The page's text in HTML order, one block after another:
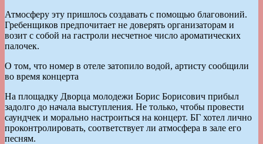
Атмосферу эту пришлось создавать с помощью благовоний.
Гребенщиков предпочитает не доверять организаторам и
возит с собой на гастроли несчетное число ароматических
палочек.
О том, что номер в отеле затопило водой, артисту сообщили
во время концерта
На площадку Дворца молодежи Борис Борисович прибыл
задолго до начала выступления. Не только, чтобы провести
саундчек и морально настроиться на концерт. БГ хотел лично
проконтролировать, соответствует ли атмосфера в зале его
песням.